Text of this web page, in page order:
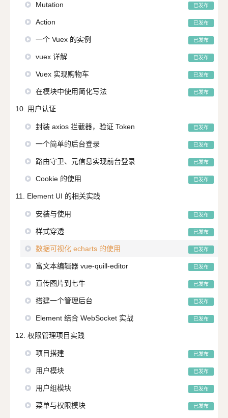
Mutation 已发布
Action 已发布
一个 Vuex 的实例 已发布
vuex 详解 已发布
Vuex 实现购物车 已发布
在模块中使用简化写法 已发布
10. 用户认证
封装 axios 拦截器，验证 Token 已发布
一个简单的后台登录 已发布
路由守卫、元信息实现前台登录 已发布
Cookie 的使用 已发布
11. Element UI 的相关实践
安装与使用 已发布
样式穿透 已发布
数据可视化 echarts 的使用 已发布
富文本编辑器 vue-quill-editor 已发布
直传图片到七牛 已发布
搭建一个管理后台 已发布
Element 结合 WebSocket 实战 已发布
12. 权限管理项目实践
项目搭建 已发布
用户模块 已发布
用户组模块 已发布
菜单与权限模块 已发布